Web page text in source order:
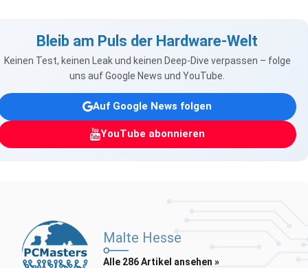
Bleib am Puls der Hardware-Welt
Keinen Test, keinen Leak und keinen Deep-Dive verpassen – folge
uns auf Google News und YouTube.
Auf Google News folgen
YouTube abonnieren
Malte Hesse
Alle 286 Artikel ansehen »